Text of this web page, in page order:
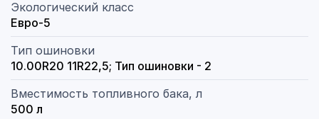
Экологический класс
Евро-5
Тип ошиновки
10.00R20 11R22,5; Тип ошиновки - 2
Вместимость топливного бака, л
500 л